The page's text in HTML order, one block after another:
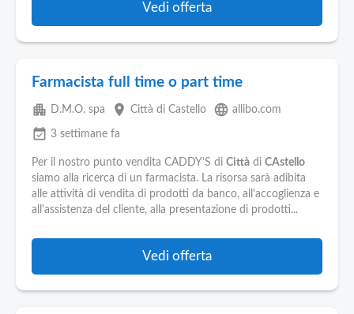
Vedi offerta
Farmacista full time o part time
apartment D.M.O. spa place Città di Castello language allibo.com
event_available 3 settimane fa
Per il nostro punto vendita CADDY’S di Città di CAstello
siamo alla ricerca di un farmacista. La risorsa sarà adibita
alle attività di vendita di prodotti da banco, all'accoglienza e
all'assistenza del cliente, alla presentazione di prodotti...
Vedi offerta